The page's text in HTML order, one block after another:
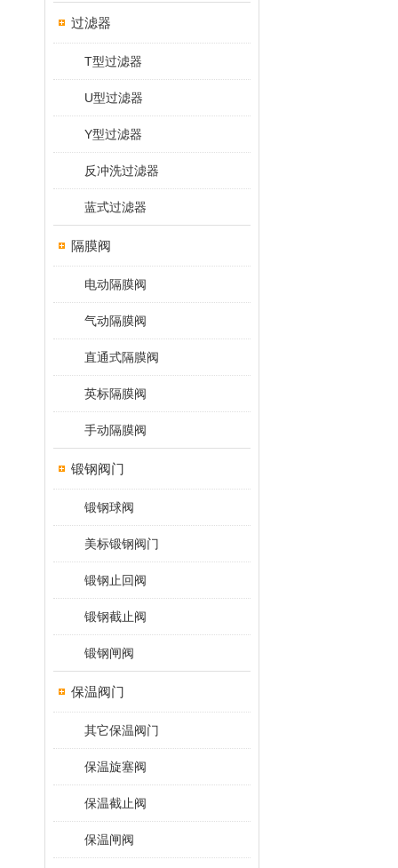
过滤器
T型过滤器
U型过滤器
Y型过滤器
反冲洗过滤器
蓝式过滤器
隔膜阀
电动隔膜阀
气动隔膜阀
直通式隔膜阀
英标隔膜阀
手动隔膜阀
锻钢阀门
锻钢球阀
美标锻钢阀门
锻钢止回阀
锻钢截止阀
锻钢闸阀
保温阀门
其它保温阀门
保温旋塞阀
保温截止阀
保温闸阀